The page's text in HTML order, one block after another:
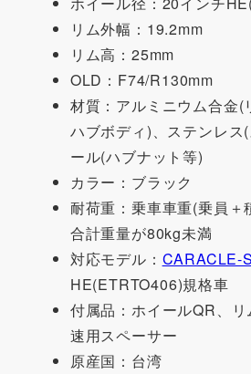
リム外幅：19.2mm
リム高：25mm
OLD：F74/R130mm
材質：アルミニウム合金(
ハブボディ)、ステンレス
ール(ハブナット等)
カラー：ブラック
耐荷重：乗車車重(乗員＋
合計重量が80kg未満
対応モデル： CARACLE-S
HE(ETRTO406)規格車
付属品：ホイールQR、
速用スペーサー
原産国：台湾